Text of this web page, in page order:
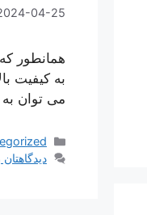
04-25
همانطور
به کیفیت
می‌ توان
دسته‌ها
دیدگاهتان